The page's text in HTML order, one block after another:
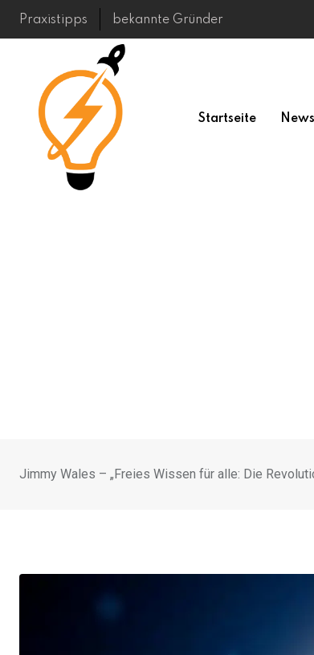
Skip
Praxistipps bekannte Gründer
Startseite News
Jimmy Wales – „Freies Wissen für alle: Die